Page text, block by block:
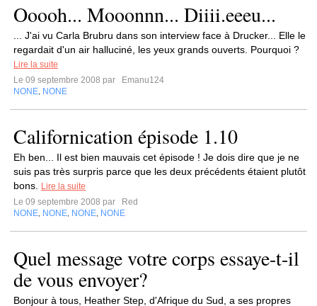
Ooooh... Mooonnn... Diiii.eeeu...
... J'ai vu Carla Brubru dans son interview face à Drucker... Elle le
regardait d'un air halluciné, les yeux grands ouverts. Pourquoi ?
Lire la suite
Le 09 septembre 2008 par
Emanu124
NONE NONE
Californication épisode 1.10
Eh ben... Il est bien mauvais cet épisode ! Je dois dire que je ne
suis pas très surpris parce que les deux précédents étaient plutôt
bons.
Lire la suite
Le 09 septembre 2008 par
Red
NONE NONE NONE NONE
Quel message votre corps essaye-t-il
de vous envoyer?
Bonjour à tous, Heather Step, d'Afrique du Sud, a ses propres